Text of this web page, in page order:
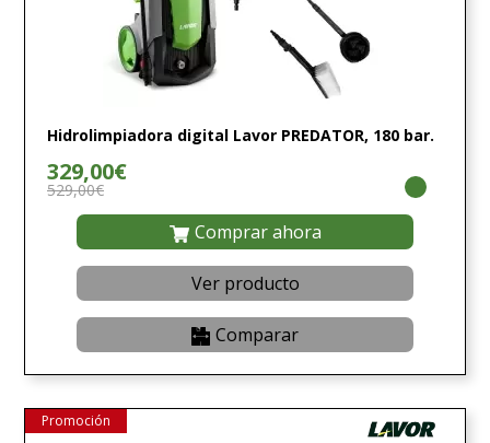
Hidrolimpiadora digital Lavor PREDATOR, 180 bar.
329,00€
529,00€
Comprar ahora
Ver producto
Comparar
Promoción